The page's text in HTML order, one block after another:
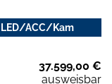
LED/ACC/Kam
37.599,00 €
ausweisbar